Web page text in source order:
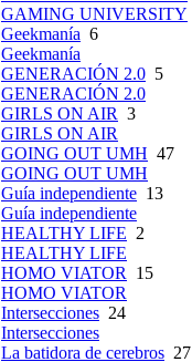
GAMING UNIVERSITY
Geekmanía 6
Geekmanía
GENERACIÓN 2.0 5
GENERACIÓN 2.0
GIRLS ON AIR 3
GIRLS ON AIR
GOING OUT UMH 47
GOING OUT UMH
Guía independiente 13
Guía independiente
HEALTHY LIFE 2
HEALTHY LIFE
HOMO VIATOR 15
HOMO VIATOR
Intersecciones 24
Intersecciones
La batidora de cerebros 27